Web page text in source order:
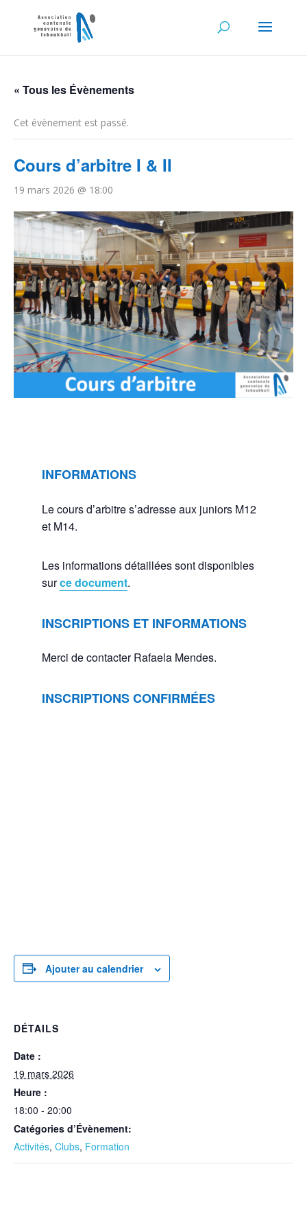
« Tous les Évènements
Cet évènement est passé.
Cours d’arbitre I & II
19 mars 2026 @ 18:00
INFORMATIONS
Le cours d’arbitre s’adresse aux juniors M12
et M14.
Les informations détaillées sont disponibles
surce document.
INSCRIPTIONS ET INFORMATIONS
Merci de contacter Rafaela Mendes.
INSCRIPTIONS CONFIRMÉES
Ajouter au calendrier
DÉTAILS
Date :
19 mars 2026
Heure :
18:00 - 20:00
Catégories d’Évènement:
Activités, Clubs, Formation